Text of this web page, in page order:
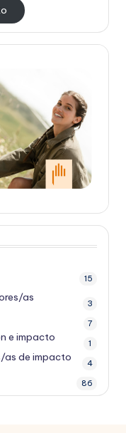
15
as 3
7
e impacto 1
as de impacto 4
86